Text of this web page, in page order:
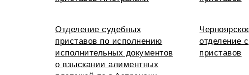
Отделение судебных
приставов по исполнению
исполнительных документов
о взыскании алиментных
отделение
приставов